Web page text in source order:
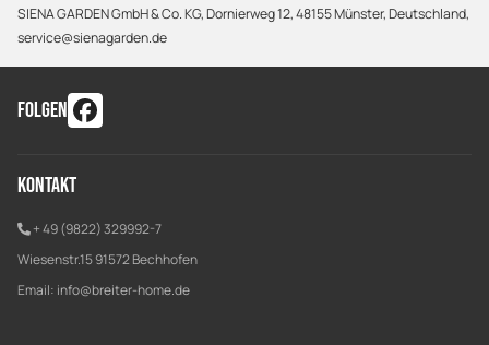
SIENA GARDEN GmbH & Co. KG, Dornierweg 12, 48155 Münster, Deutschland,
service@sienagarden.de
FOLGEN
Kontakt
+ 49 (9822) 329992-7
Wiesenstr.15 91572 Bechhofen
Email: info@breiter-home.de